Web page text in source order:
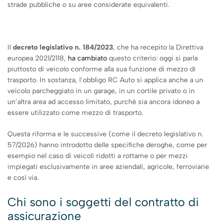
strade pubbliche o su aree considerate equivalenti.
Il decreto legislativo n. 184/2023, che ha recepito la Direttiva
europea 2021/2118, ha cambiato questo criterio: oggi si parla
piuttosto di veicolo conforme alla sua funzione di mezzo di
trasporto. In sostanza, l’obbligo RC Auto si applica anche a un
veicolo parcheggiato in un garage, in un cortile privato o in
un’altra area ad accesso limitato, purché sia ancora idoneo a
essere utilizzato come mezzo di trasporto.
Questa riforma e le successive (come il decreto legislativo n.
57/2026) hanno introdotto delle specifiche deroghe, come per
esempio nel caso di veicoli ridotti a rottame o per mezzi
impiegati esclusivamente in aree aziendali, agricole, ferroviarie
e così via.
Chi sono i soggetti del contratto di
assicurazione